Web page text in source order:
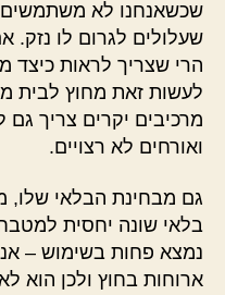
שכשאנחנו לא משתמשים
שעלולים לגרום לו נזק.
הרי שצריך לראות כיצד
לעשות זאת מחוץ לבית
מרכיבים יקרים צריך
ואורחים לא רצויים.
גם מבחינת הבלאי שלו,
בלאי שונה יחסית
נמצא פחות בשימוש –
ארוחות בחוץ ולכן הוא